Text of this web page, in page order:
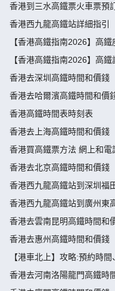
香港到三水高鐵票火車票預
香港西九龍高鐵站詳細指引
【香港高鐵指南2026】高鐵
【香港高鐵指南2026】高鐵
香港去深圳高鐵時間和價錢
香港去哈爾濱高鐵時間和價
香港高鐵時間表時刻表
香港去上海高鐵時間和價錢
香港買高鐵票方法 網上和
香港去北京高鐵時間和價錢
香港西九龍高鐵站到深圳福
香港西九龍高鐵站到廣州東
香港去雲南昆明高鐵時間和
香港去惠州高鐵時間和價錢
【港車北上】攻略:預約時
香港去河南洛陽龍門高鐵時